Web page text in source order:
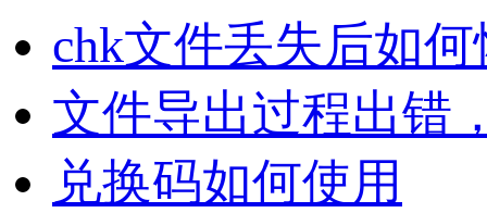
chk文件丢失后如
文件导出过程出错
兑换码如何使用